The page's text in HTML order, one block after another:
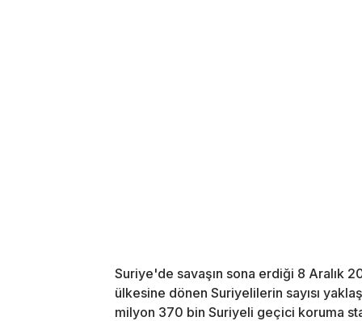
Suriye'de savaşın sona erdiği 8 Aralık
ülkesine dönen Suriyelilerin sayısı
milyon 370 bin Suriyeli geçici koruma